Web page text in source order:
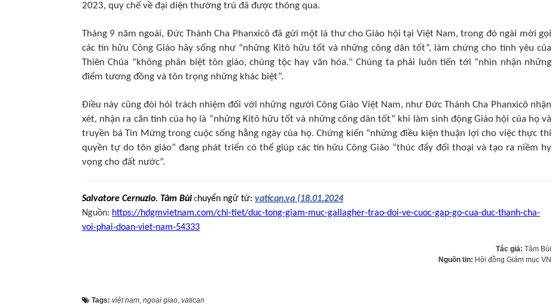
2023, quy chế về đại diện thường trú đã được thông qua.
Tháng 9 năm ngoái, Đức Thánh Cha Phanxicô đã gửi một lá thư cho Giáo hội tại Việt Nam, trong đó ngài mời gọi
các tín hữu Công Giáo hãy sống như “những Kitô hữu tốt và những công dân tốt”, làm chứng cho tình yêu của
Thiên Chúa “không phân biệt tôn giáo, chủng tộc hay văn hóa." Chúng ta phải luôn tiến tới “nhìn nhận những
điểm tương đồng và tôn trọng những khác biệt”.
Điều này cũng đòi hỏi trách nhiệm đối với những người Công Giáo Việt Nam, như Đức Thánh Cha Phanxicô nhận
xét, nhận ra căn tính của họ là “những Kitô hữu tốt và những công dân tốt” khi làm sinh động Giáo hội của họ và
truyền bá Tin Mừng trong cuộc sống hằng ngày của họ. Chứng kiến “những điều kiện thuận lợi cho việc thực thi
quyền tự do tôn giáo” đang phát triển có thể giúp các tín hữu Công Giáo “thúc đẩy đối thoại và tạo ra niềm hy
vọng cho đất nước”.
Salvatore Cernuzio. Tâm Bùi chuyển ngữ từ: vatican.va (18.01.2024
Nguồn: https://hdgmvietnam.com/chi-tiet/duc-tong-giam-muc-gallagher-trao-doi-ve-cuoc-gap-go-cua-duc-thanh-cha-
voi-phai-doan-viet-nam-54333
Tác giả: Tâm Bùi
Nguồn tin: Hội đồng Giám mục VN
Tags: việt nam, ngoại giao, vatican